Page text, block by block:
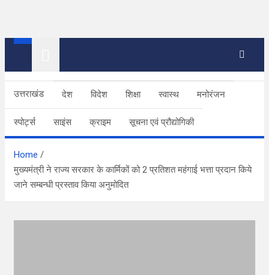
contentthetoptennews.com
उत्तराखंड देश विदेश शिक्षा स्वास्थ मनोरंजन
स्पोर्ट्स साइंस क्राइम सूचना एवं प्रौद्योगिकी
Home
मुख्यमंत्री ने राज्य सरकार के कार्मिकों को 2 प्रतिशत महंगाई भत्ता प्रदान किये
जाने सम्बन्धी प्रस्ताव किया अनुमोदित